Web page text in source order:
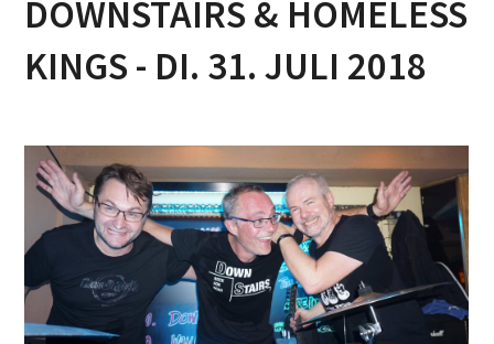
DOWNSTAIRS & HOMELESS
KINGS - DI. 31. JULI 2018